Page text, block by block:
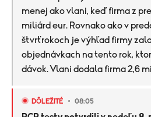
menej ako vlani, keď firma z
miliárd eur. Rovnako ako v
štvrťrokoch je výhľad firmy
objednávkach na tento rok,
dávok. Vlani dodala firma 2,6
08:05
DÔLEŽITÉ